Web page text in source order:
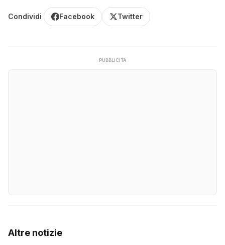
Condividi Facebook Twitter
PUBBLICITÀ
Altre notizie